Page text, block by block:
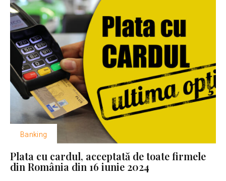
Banking
Plata cu cardul, acceptată de toate firmele
din România din 16 iunie 2024